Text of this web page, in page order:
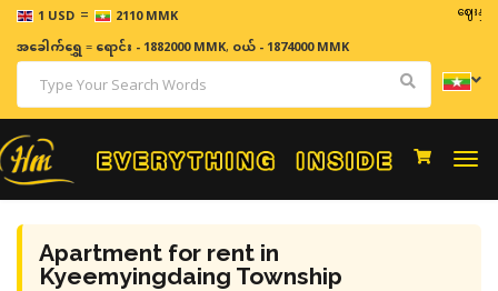
1 USD = 2110 MMK ဈေးနှုန်းမ
အခေါက်ရွှေ=ရောင်း - 1882000 MMK, ဝယ် - 1874000 MMK
Apartment for rent in
Kyeemyingdaing Township